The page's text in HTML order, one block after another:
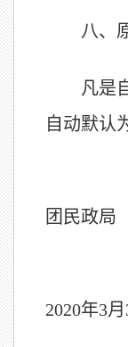
八、
凡是
自动默认
团民政局
2020年3月